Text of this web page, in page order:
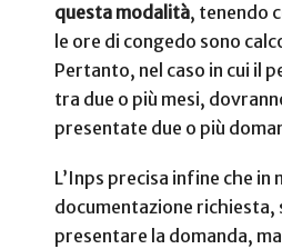
questa modalità, tenendo
le ore di congedo sono
Pertanto, nel caso in cui il
tra due o più mesi,
presentate due o più
L’Inps precisa infine che in
documentazione richiesta,
presentare la domanda,